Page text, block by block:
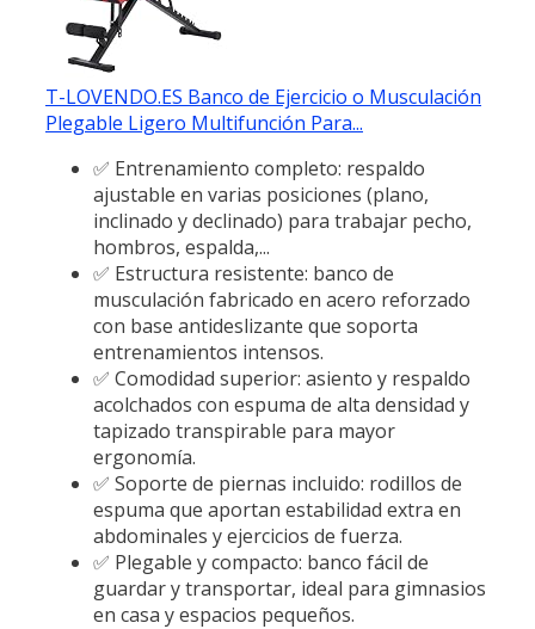
T-LOVENDO.ES Banco de Ejercicio o Musculación
Plegable Ligero Multifunción Para...
✅ Entrenamiento completo: respaldo
ajustable en varias posiciones (plano,
inclinado y declinado) para trabajar pecho,
hombros, espalda,...
✅ Estructura resistente: banco de
musculación fabricado en acero reforzado
con base antideslizante que soporta
entrenamientos intensos.
✅ Comodidad superior: asiento y respaldo
acolchados con espuma de alta densidad y
tapizado transpirable para mayor
ergonomía.
✅ Soporte de piernas incluido: rodillos de
espuma que aportan estabilidad extra en
abdominales y ejercicios de fuerza.
✅ Plegable y compacto: banco fácil de
guardar y transportar, ideal para gimnasios
en casa y espacios pequeños.